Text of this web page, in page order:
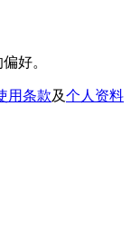
好。
用条款及个人资料